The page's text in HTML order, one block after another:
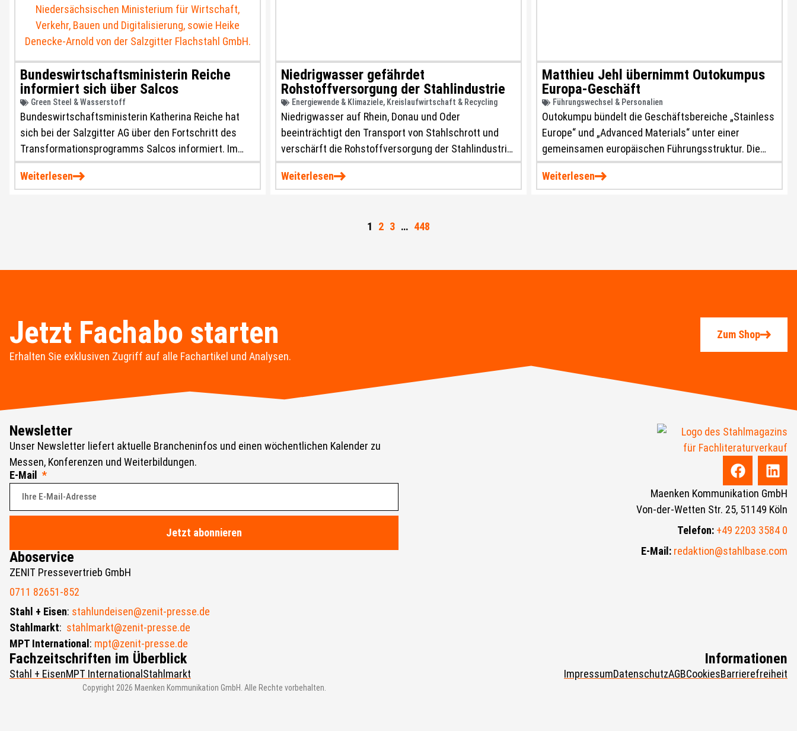
Bundeswirtschaftsministerin Reiche
informiert sich über Salcos
Green Steel & Wasserstoff
Bundeswirtschaftsministerin Katherina Reiche hat
sich bei der Salzgitter AG über den Fortschritt des
Transformationsprogramms Salcos informiert. Im
Mittelpunkt ihres Besuchs standen die Baustelle für
die CO₂-arme Stahlerzeugung und der Stand des
Weiterlesen
Niedrigwasser gefährdet
Rohstoffversorgung der Stahlindustrie
Energiewende & Klimaziele, Kreislaufwirtschaft & Recycling
Niedrigwasser auf Rhein, Donau und Oder
beeinträchtigt den Transport von Stahlschrott und
verschärft die Rohstoffversorgung der Stahlindustrie.
Branchenverbände warnen vor steigenden
Logistikkosten und fordern ein schnelleres Handeln
Weiterlesen
Matthieu Jehl übernimmt Outokumpus
Europa-Geschäft
Führungswechsel & Personalien
Outokumpu bündelt die Geschäftsbereiche „Stainless
Europe“ und „Advanced Materials“ unter einer
gemeinsamen europäischen Führungsstruktur. Die
Leitung des neu aufgestellten Europa-Geschäfts
übernimmt Matthieu Jehl, der zuvor mehrere
Weiterlesen
1 2 3 … 448
Jetzt Fachabo starten
Erhalten Sie exklusiven Zugriff auf alle Fachartikel und Analysen.
Zum Shop
Newsletter
Unser Newsletter liefert aktuelle Brancheninfos und einen wöchentlichen Kalender zu
Messen, Konferenzen und Weiterbildungen.
E-Mail
Jetzt abonnieren
Aboservice
ZENIT Pressevertrieb GmbH
0711 82651-852
Stahl + Eisen: stahlundeisen@zenit-presse.de
Stahlmarkt: stahlmarkt@zenit-presse.de
MPT International : mpt@zenit-presse.de
Maenken Kommunikation GmbH
Von-der-Wetten Str. 25, 51149 Köln
Telefon: +49 2203 3584 0
E-Mail: redaktion@stahlbase.com
Fachzeitschriften im Überblick
Stahl + EisenMPT International Stahlmarkt
Informationen
ImpressumDatenschutzAGBCookiesBarrierefreiheit
Copyright 2026 Maenken Kommunikation GmbH. Alle Rechte vorbehalten.